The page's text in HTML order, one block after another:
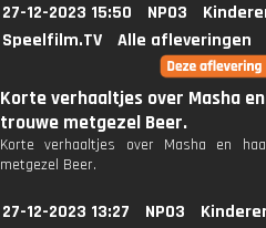
27-12-2023 15:50 NPO3
Speelfilm.TV
Alle afleveringen
Korte verhaaltjes over Masha
trouwe metgezel Beer.
Korte verhaaltjes over Masha en
metgezel Beer.
27-12-2023 13:27 NPO3